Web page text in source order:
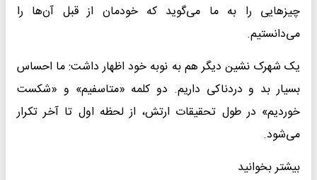
چیزهایی را به ما می‌گوید که خودمان از قبل آن‌ها را
می‌دانستیم.
یک شهرک نشین دیگر هم به نوبه خود اظهار داشت: ما احساس
بسیار بد و دردناکی داریم. دو کلمه «متاسفیم» و «شکست
خوردیم» در طول تحقیقات ارتش، از لحظه اول تا آخر تکرار
می‌شود.
بیشتر بخوانید